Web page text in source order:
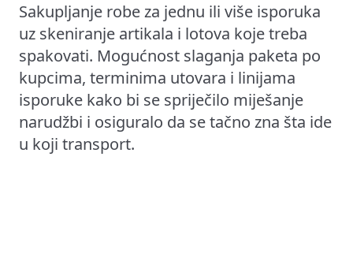
Sakupljanje robe za jednu ili više isporuka
uz skeniranje artikala i lotova koje treba
spakovati. Mogućnost slaganja paketa po
kupcima, terminima utovara i linijama
isporuke kako bi se spriječilo miješanje
narudžbi i osiguralo da se tačno zna šta ide
u koji transport.